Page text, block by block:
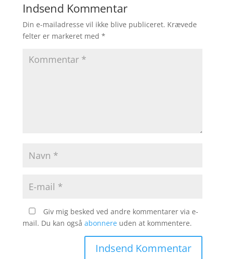
Indsend Kommentar
Din e-mailadresse vil ikke blive publiceret. Krævede
felter er markeret med *
Giv mig besked ved andre kommentarer via e-
mail. Du kan også abonnereuden at kommentere.